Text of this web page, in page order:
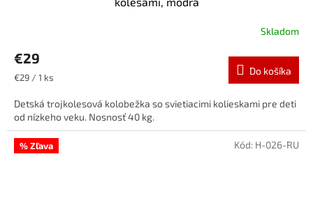
Skladom
€29
Jednotková
€29 / 1 ks
Do košíka
Detská trojkolesová kolobežka so svietiacimi kolieskami pre deti
od nízkeho veku. Nosnosť 40 kg.
% Zľava Kód: H-026-RU